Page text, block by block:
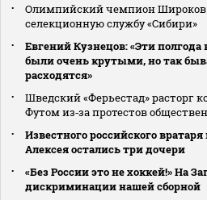
Олимпийский чемпион Широков
селекционную службу «Сибири»
Евгений Кузнецов: «Эти полгода
были очень крутыми, но так
расходятся»
Шведский «Ферьестад» расторг
Футом из‑за протестов
Известного российского вратаря
Алексея остались три дочери
«Без России это не хоккей!» На
дискриминации нашей сборной